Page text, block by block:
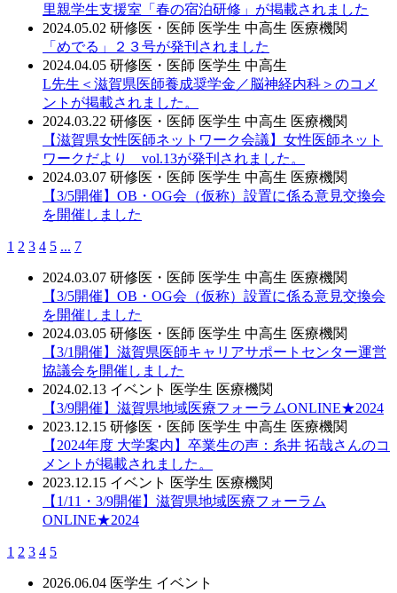
里親学生支援室「春の宿泊研修」が掲載されました
2024.05.02 研修医・医師 医学生 中高生 医療機関
「めでる」２３号が発刊されました
2024.04.05 研修医・医師 医学生 中高生
L先生＜滋賀県医師養成奨学金／脳神経内科＞のコメ
ントが掲載されました。
2024.03.22 研修医・医師 医学生 中高生 医療機関
【滋賀県女性医師ネットワーク会議】女性医師ネット
ワークだより vol.13が発刊されました。
2024.03.07 研修医・医師 医学生 中高生 医療機関
【3/5開催】OB・OG会（仮称）設置に係る意見交換会
を開催しました
1 2 3 4 5 ... 7
2024.03.07 研修医・医師 医学生 中高生 医療機関
【3/5開催】OB・OG会（仮称）設置に係る意見交換会
を開催しました
2024.03.05 研修医・医師 医学生 中高生 医療機関
【3/1開催】滋賀県医師キャリアサポートセンター運営
協議会を開催しました
2024.02.13 イベント 医学生 医療機関
【3/9開催】滋賀県地域医療フォーラムONLINE★2024
2023.12.15 研修医・医師 医学生 中高生 医療機関
【2024年度 大学案内】卒業生の声：糸井 拓哉さんのコ
メントが掲載されました。
2023.12.15 イベント 医学生 医療機関
【1/11・3/9開催】滋賀県地域医療フォーラム
ONLINE★2024
1 2 3 4 5
2026.06.04 医学生 イベント